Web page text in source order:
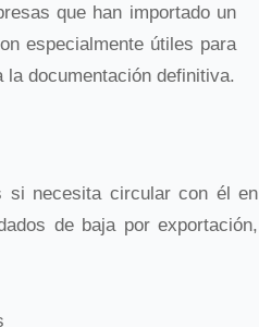
que han importado un
especialmente útiles para
documentación definitiva.
si necesita circular con él en
de baja por exportación,